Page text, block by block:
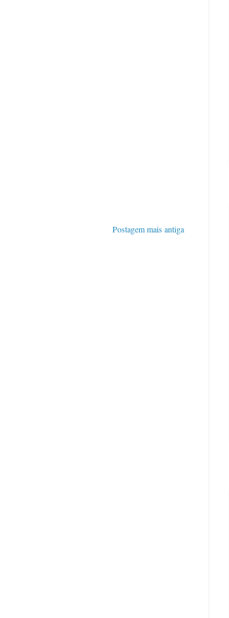
Postagem mais antiga